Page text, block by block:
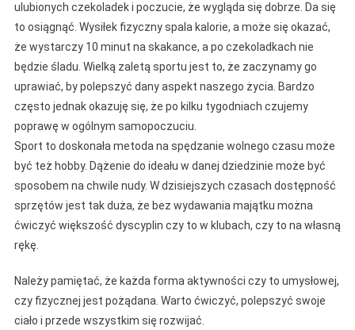
ulubionych czekoladek i poczucie, że wygląda się dobrze. Da się
to osiągnąć. Wysiłek fizyczny spala kalorie, a może się okazać,
że wystarczy 10 minut na skakance, a po czekoladkach nie
będzie śladu. Wielką zaletą sportu jest to, że zaczynamy go
uprawiać, by polepszyć dany aspekt naszego życia. Bardzo
często jednak okazuję się, że po kilku tygodniach czujemy
poprawę w ogólnym samopoczuciu.
Sport to doskonała metoda na spędzanie wolnego czasu może
być też hobby. Dążenie do ideału w danej dziedzinie może być
sposobem na chwile nudy. W dzisiejszych czasach dostępność
sprzętów jest tak duża, że bez wydawania majątku można
ćwiczyć większość dyscyplin czy to w klubach, czy to na własną
rękę.
Należy pamiętać, że każda forma aktywności czy to umysłowej,
czy fizycznej jest pożądana. Warto ćwiczyć, polepszyć swoje
ciało i przede wszystkim się rozwijać.